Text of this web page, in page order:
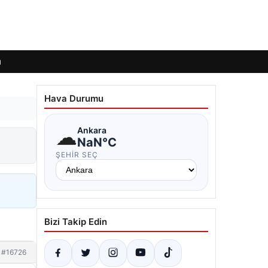
#16726
Hava Durumu
☁Ankara
NaN°C
ŞEHIR SEÇ
Bizi Takip Edin